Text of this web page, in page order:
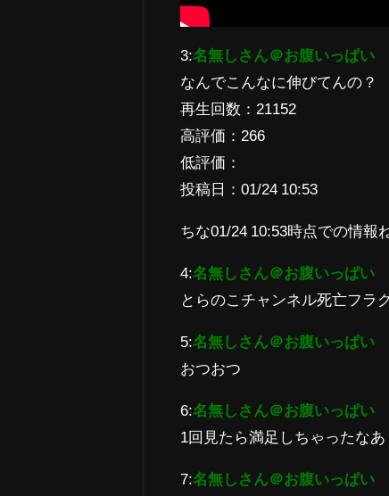
3:名無しさん＠お腹いっぱい
なんでこんなに伸びてんの？
再生回数：21152
高評価：266
低評価：
投稿日：01/24 10:53
ちな01/24 10:53時点での情報
4:名無しさん＠お腹いっぱい
とらのこチャンネル死亡フラ
5:名無しさん＠お腹いっぱい
おつおつ
6:名無しさん＠お腹いっぱい
1回見たら満足しちゃったなあ
7:名無しさん＠お腹いっぱい